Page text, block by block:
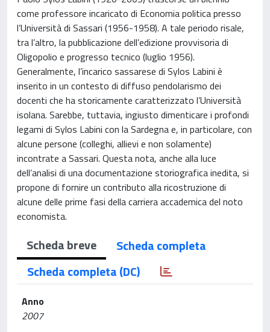
come professore incaricato di Economia politica presso
l’Università di Sassari (1956-1958). A tale periodo risale,
tra l’altro, la pubblicazione dell’edizione provvisoria di
Oligopolio e progresso tecnico (luglio 1956).
Generalmente, l’incarico sassarese di Sylos Labini è
inserito in un contesto di diffuso pendolarismo dei
docenti che ha storicamente caratterizzato l’Università
isolana. Sarebbe, tuttavia, ingiusto dimenticare i profondi
legami di Sylos Labini con la Sardegna e, in particolare, con
alcune persone (colleghi, allievi e non solamente)
incontrate a Sassari. Questa nota, anche alla luce
dell’analisi di una documentazione storiografica inedita, si
propone di fornire un contributo alla ricostruzione di
alcune delle prime fasi della carriera accademica del noto
economista.
Scheda breve
Scheda completa
Scheda completa (DC)
Anno
2007